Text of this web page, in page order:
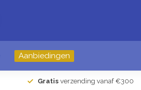
Aanbiedingen
Gratisverzending vanaf €300